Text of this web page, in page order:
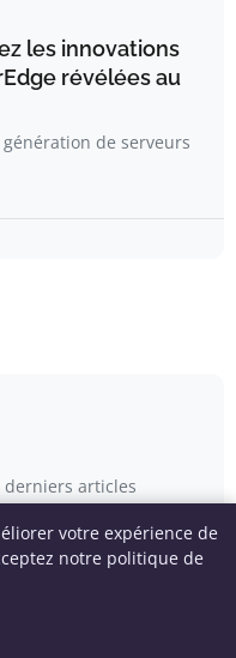
les innovations
révélées au
génération de serveurs
derniers articles
votre expérience de
notre politique de